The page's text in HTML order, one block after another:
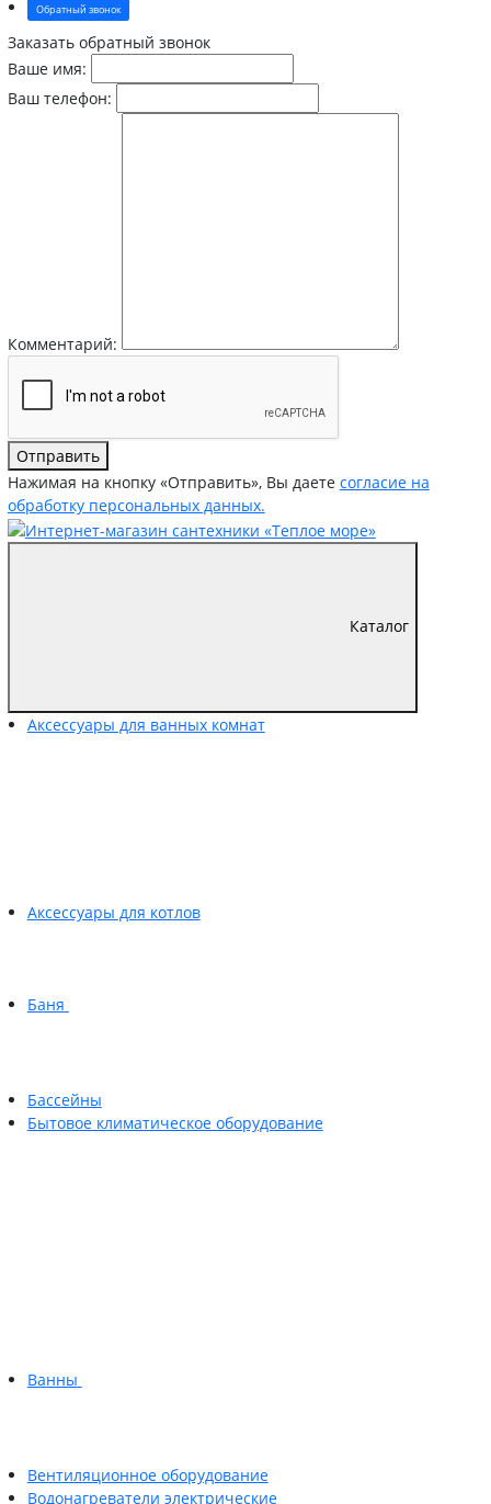
Обратный звонок
Заказать обратный звонок
Ваше имя:
Ваш телефон:
Комментарий:
Отправить
Нажимая на кнопку «Отправить», Вы даете согласие на
обработку персональных данных.
Каталог
Аксессуары для ванных комнат
Аксессуары для котлов
Баня
Бассейны
Бытовое климатическое оборудование
Ванны
Вентиляционное оборудование
Водонагреватели электрические